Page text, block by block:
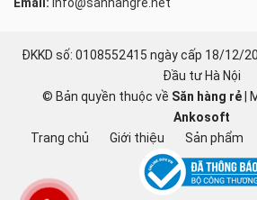
ĐKKD số: 0108552415 ngày cấp 18/12/
Đầu tư Hà Nội
© Bản quyền thuộc về Săn hàng rẻ|
Ankosoft
Trang chủ
Giới thiệu Sản phẩm